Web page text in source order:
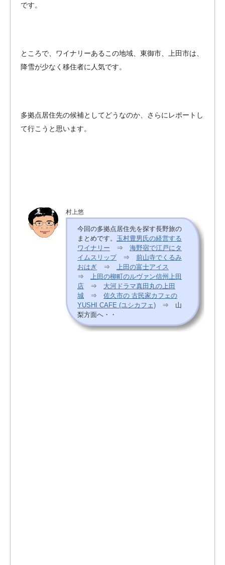
です。
ところで、ワイナリーあるこの地域、東御市、上田市は、
降雪が少なく移住者に人気です。
多拠点居住先の候補としてどうなのか、さらにレポートし
て行こうと思います。
村上悠
今回の多拠点居住先を探す長野旅の
まとめです。 玉村豊男氏の経営する
ワイナリー ⇒ 海野宿で江戸にタ
イムスリップ⇒ 前山寺でくるみ
おはぎ ⇒
上田の富士アイス
⇒
上田の柳町のルヴァン信州上田
店 ⇒ 大河ドラマ真田丸の上田
城 ⇒ 佐久市の 古民家カフェの
YUSHI CAFE (ユシカフェ) ⇒ 山
梨方面へ・・